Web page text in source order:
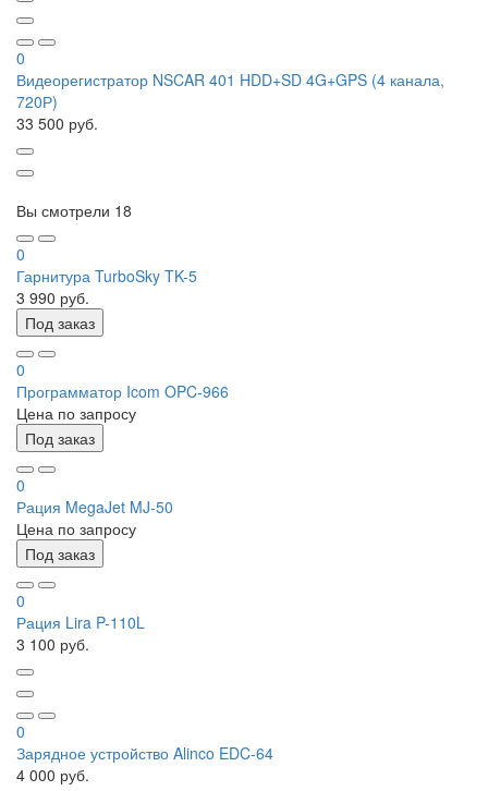
0
Видеорегистратор NSCAR 401 HDD+SD 4G+GPS (4 канала,
720Р)
33 500 руб.
Вы смотрели 18
0
Гарнитура TurboSky TK-5
3 990 руб.
Под заказ
0
Программатор Icom OPC-966
Цена по запросу
Под заказ
0
Рация MegaJet MJ-50
Цена по запросу
Под заказ
0
Рация Lira P-110L
3 100 руб.
0
Зарядное устройство Alinco EDC-64
4 000 руб.